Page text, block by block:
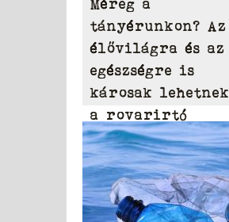
Méreg a
tányérunkon? Az
élővilágra és az
egészségre is
károsak lehetnek
a rovarirtó
szerek